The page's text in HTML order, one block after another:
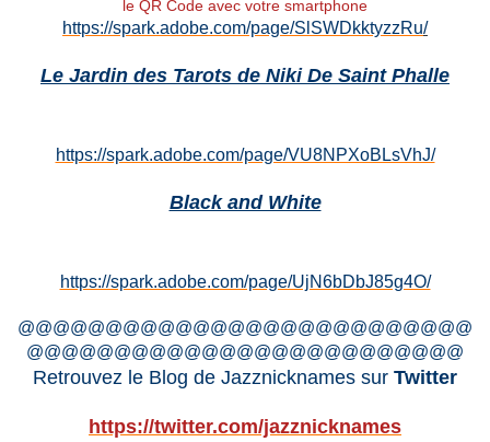
le QR Code avec votre smartphone
https://spark.adobe.com/page/SlSWDkktyzzRu/
Le Jardin des Tarots de Niki De Saint Phalle
https://spark.adobe.com/page/VU8NPXoBLsVhJ/
Black and White
https://spark.adobe.com/page/UjN6bDbJ85g4O/
@@@@@@@@@@@@@@@@@@@@@@@@@@
@@@@@@@@@@@@@@@@@@@@@@@@@
Retrouvez le Blog de Jazznicknames sur Twitter
https://twitter.com/jazznicknames